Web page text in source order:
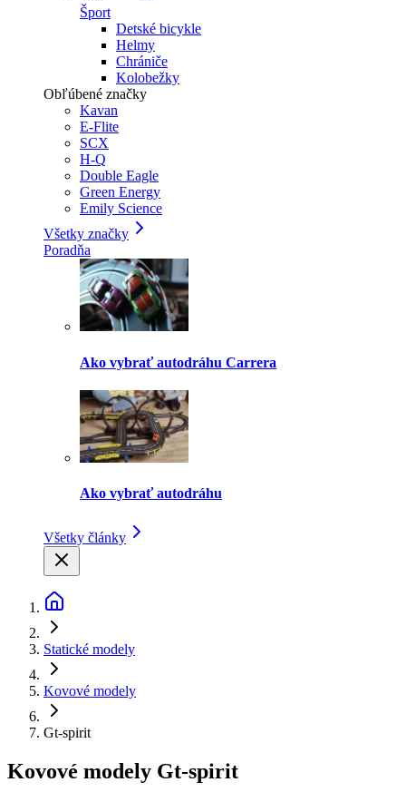
Šport
Detské bicykle
Helmy
Chrániče
Kolobežky
Obľúbené značky
Kavan
E-Flite
SCX
H-Q
Double Eagle
Green Energy
Emily Science
Všetky značky
Poradňa
Ako vybrať autodráhu Carrera
Ako vybrať autodráhu
Všetky články
Statické modely
Kovové modely
Gt-spirit
Kovové modely Gt-spirit